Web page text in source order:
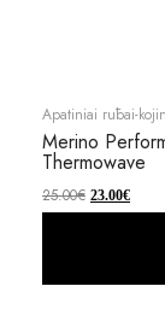
Apatiniai rūbai-
Merino
Thermowave
25.00€ 23.00€